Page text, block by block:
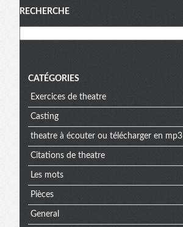
Menu
RECHERCHE
CATÉGORIES
Exercices de theatre
Casting
theatre à écouter ou télécharger en mp3
Citations de theatre
Les mots
Pièces
General